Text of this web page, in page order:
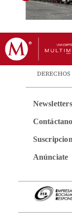
Newsletters
Anúnciate